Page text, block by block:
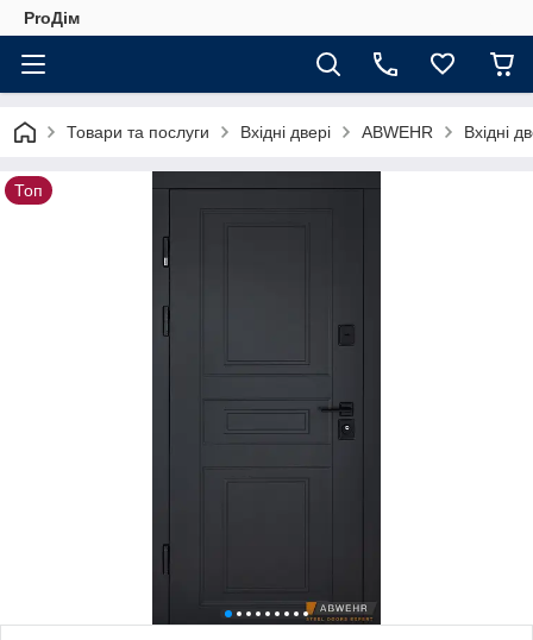
ProДім
Товари та послуги Вхідні двері ABWEHR Вхідні
Топ